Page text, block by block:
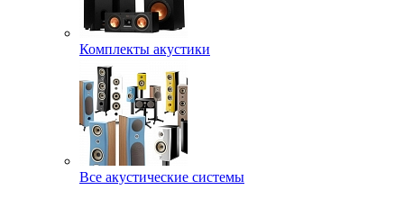
Комплекты акустики
Все акустические системы